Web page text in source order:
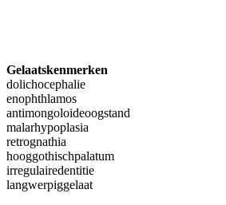
Gelaatskenmerken
dolichocephalie
enophthlamos
antimongoloideoogstand
malarhypoplasia
retrognathia
hooggothischpalatum
irregulairedentitie
langwerpiggelaat